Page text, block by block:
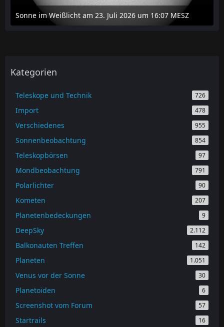
Sonne im Weißlicht am 23. Juli 2026 um 16:07 MESZ
24. Juli 2026 um 20:42
Kategorien
Teleskope und Technik 726
Import 478
Verschiedenes 955
Sonnenbeobachtung 854
Teleskopbörsen 97
Mondbeobachtung 791
Polarlichter 90
Kometen 207
Planetenbedeckungen 9
DeepSky 2.112
Balkonauten Treffen 142
Planeten 1.051
Venus vor der Sonne 30
Planetoiden 6
Screenshot vom Forum 57
Startrails 16